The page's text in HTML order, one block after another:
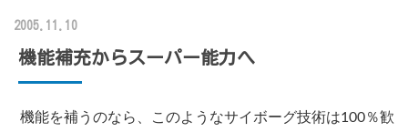
2005.11.10
機能補充からスーパー能力へ
機能を補うのなら、このようなサイボーグ技術は100％歓